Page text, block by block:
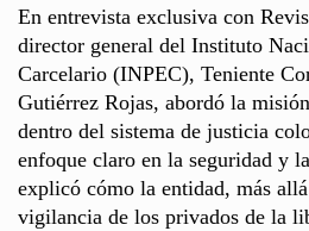
En entrevista exclusiva con
director general del Instituto
Carcelario (INPEC), Teniente
Gutiérrez Rojas, abordó la
dentro del sistema de justicia
enfoque claro en la seguridad y
explicó cómo la entidad, más
vigilancia de los privados de la